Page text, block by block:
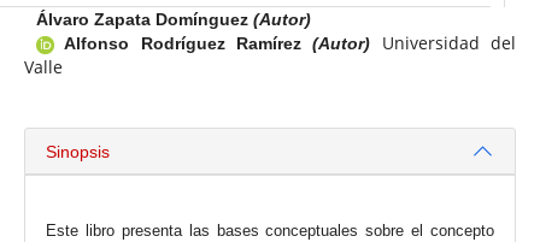
Álvaro Zapata Domínguez (Autor)
Alfonso Rodríguez Ramírez(Autor)
Universidad del
Valle
Sinopsis
Este libro presenta las bases conceptuales sobre el concepto